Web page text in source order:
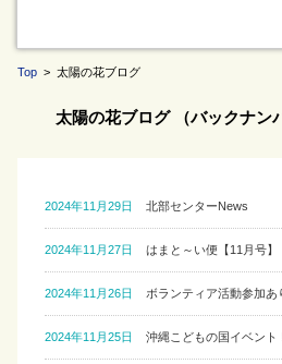
Top > 太陽の花ブログ
太陽の花ブログ （バックナン
2024年11月29日 北部センターNews
2024年11月27日 はまと～い便【11月号】
2024年11月26日 ボランティア活動参加あ
2024年11月25日 沖縄こどもの国イベント !